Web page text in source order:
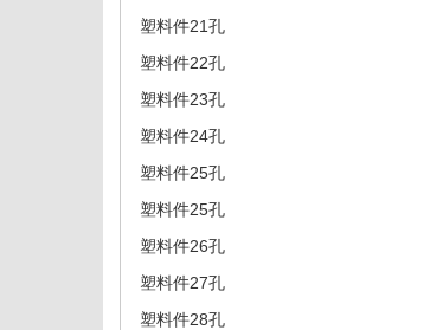
塑料件21孔
塑料件22孔
塑料件23孔
塑料件24孔
塑料件25孔
塑料件25孔
塑料件26孔
塑料件27孔
塑料件28孔